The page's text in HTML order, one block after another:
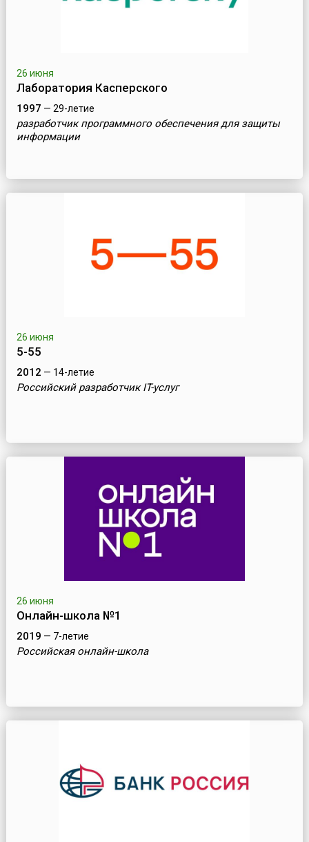
26 июня
Лаборатория Касперского
1997 — 29-летие
разработчик программного обеспечения для защиты
информации
26 июня
5-55
2012 — 14-летие
Российский разработчик IT-услуг
26 июня
Онлайн-школа №1
2019 — 7-летие
Российская онлайн-школа